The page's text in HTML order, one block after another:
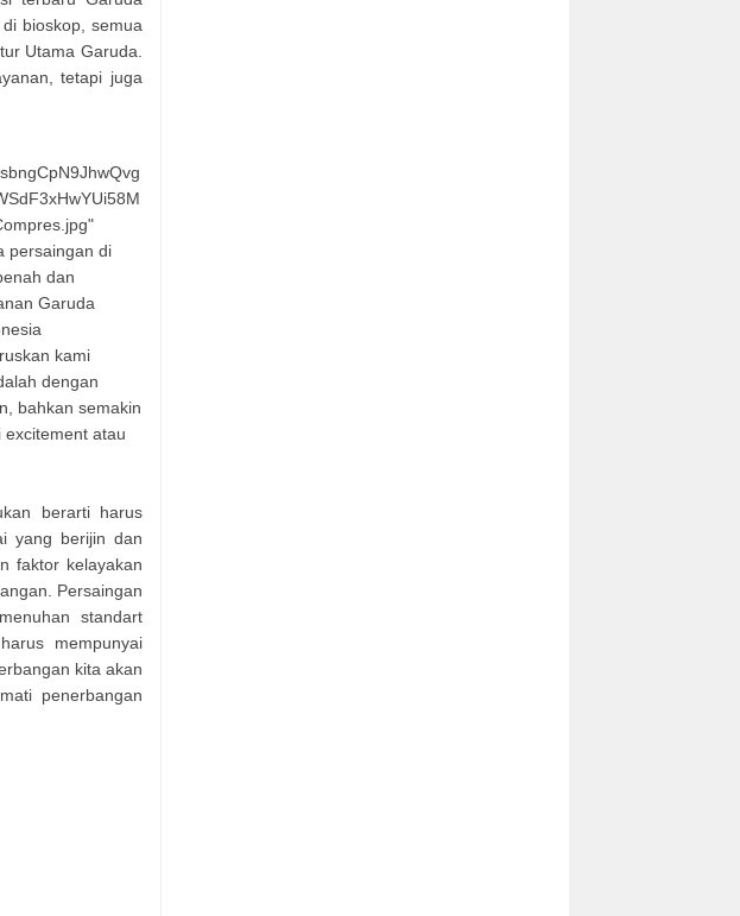
bioskop, semua
Utama Garuda.
tetapi juga
persaingan di
dan
Garuda
kami
dengan
bahkan semakin
atau
berarti harus
yang berijin dan
faktor kelayakan
Persaingan
standart
mempunyai
kita akan
penerbangan